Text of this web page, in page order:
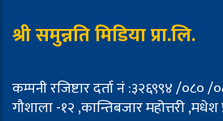
श्री समुन्नति मिडिया प्रा.लि.
कम्पनी रजिष्टार दर्ता नं :३२६९९४ /०८० /
गौशाला -१२ ,कान्तिबजार महोत्तरी